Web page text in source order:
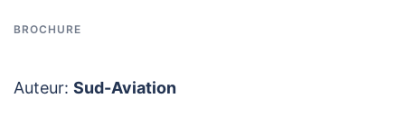
BROCHURE
Auteur: Sud-Aviation